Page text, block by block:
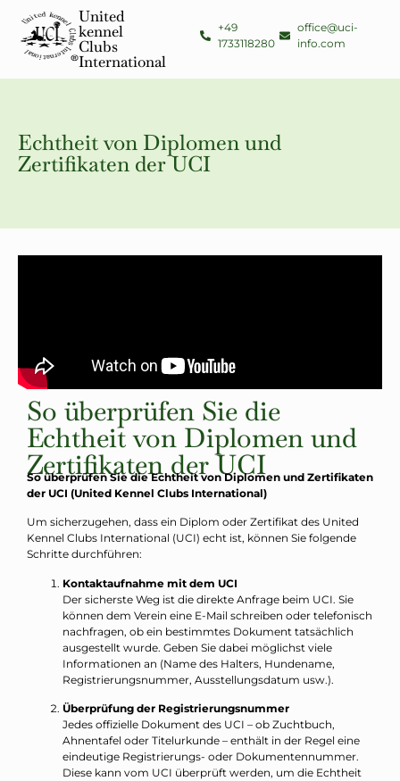
United
kennel
Clubs
International
+49
1733118280
office@uci-
info.com
Echtheit von Diplomen und
Zertifikaten der UCI
So überprüfen Sie die
Echtheit von Diplomen und
Zertifikaten der UCI
So überprüfen Sie die Echtheit von Diplomen und Zertifikaten
der UCI (United Kennel Clubs International)
Um sicherzugehen, dass ein Diplom oder Zertifikat des United
Kennel Clubs International (UCI) echt ist, können Sie folgende
Schritte durchführen:
Kontaktaufnahme mit dem UCI
Der sicherste Weg ist die direkte Anfrage beim UCI. Sie
können dem Verein eine E-Mail schreiben oder telefonisch
nachfragen, ob ein bestimmtes Dokument tatsächlich
ausgestellt wurde. Geben Sie dabei möglichst viele
Informationen an (Name des Halters, Hundename,
Registrierungsnummer, Ausstellungsdatum usw.).
Überprüfung der Registrierungsnummer
Jedes offizielle Dokument des UCI – ob Zuchtbuch,
Ahnentafel oder Titelurkunde – enthält in der Regel eine
eindeutige Registrierungs- oder Dokumentennummer.
Diese kann vom UCI überprüft werden, um die Echtheit